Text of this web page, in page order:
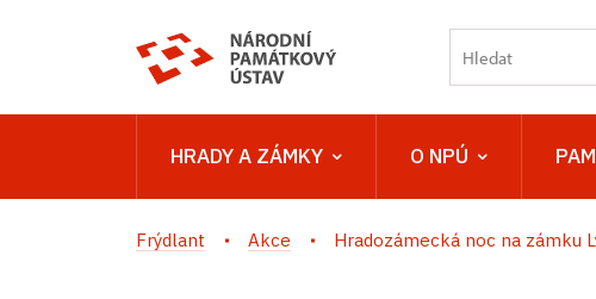
HRADY A ZÁMKY O NPÚ
Frýdlant Akce Hradozámecká noc na zámku